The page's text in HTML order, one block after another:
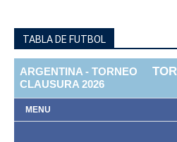
TABLA DE FUTBOL